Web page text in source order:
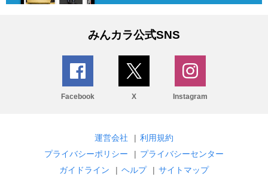
みんカラ公式SNS
Facebook X Instagram
運営会社 | 利用規約
プライバシーポリシー
| プライバシーセンター
ガイドライン
| ヘルプ | サイトマップ